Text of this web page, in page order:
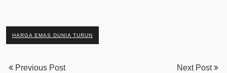
HARGA EMAS DUNIA TURUN
Previous Post Next Post